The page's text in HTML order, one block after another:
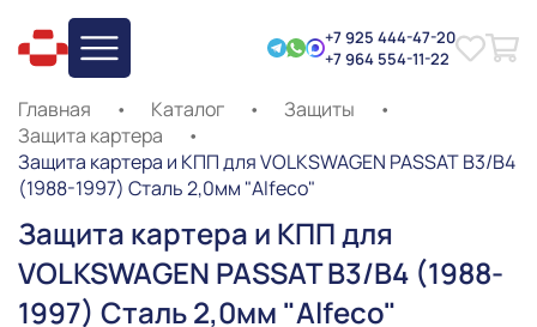
+7 925 444-47-20
+7 964 554-11-22
Главная • Каталог • Защиты
•
Защита картера
•
Защита картера и КПП для VOLKSWAGEN PASSAT B3/B4
(1988-1997) Сталь 2,0мм "Alfeco"
Защита картера и КПП для
VOLKSWAGEN PASSAT B3/B4 (1988-
1997) Сталь 2,0мм "Alfeco"